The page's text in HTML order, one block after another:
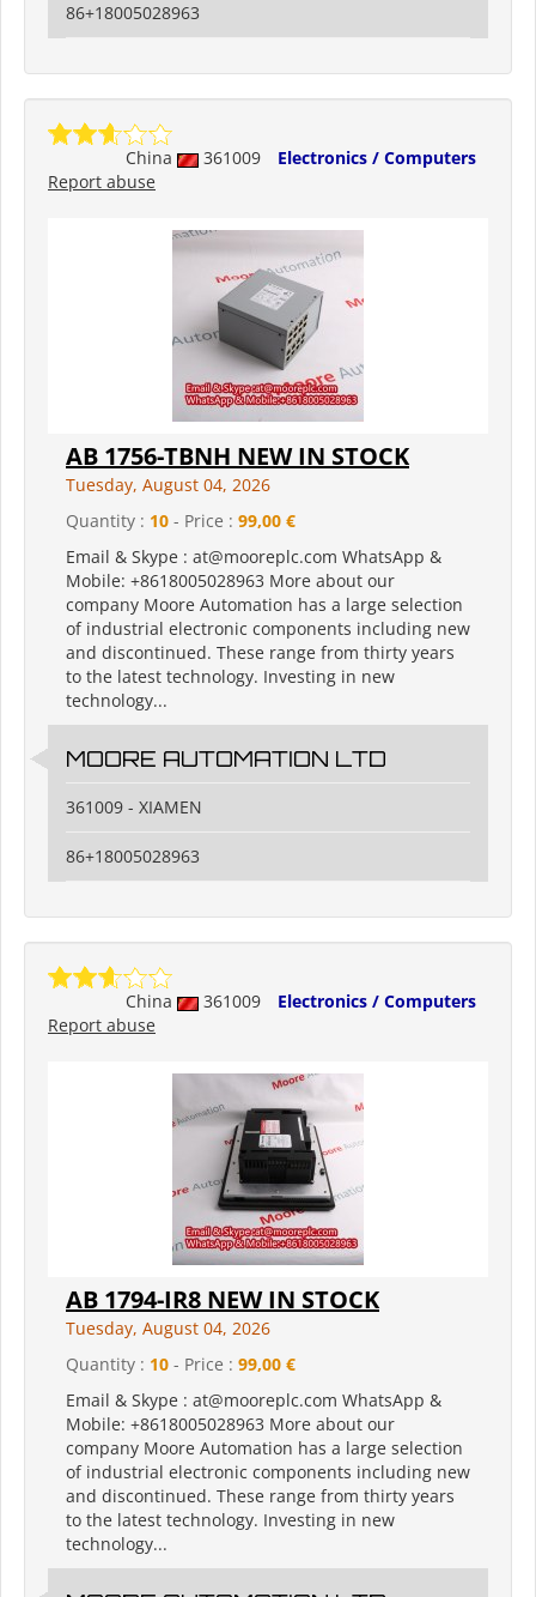
86+18005028963
China 361009
Electronics / Computers
Report abuse
AB 1756-TBNH NEW IN STOCK
Tuesday, August 04, 2026
Quantity : 10 - Price : 99,00 €
Email & Skype : at@mooreplc.com WhatsApp &
Mobile: +8618005028963 More about our
company Moore Automation has a large selection
of industrial electronic components including new
and discontinued. These range from thirty years
to the latest technology. Investing in new
technology...
MOORE AUTOMATION LTD
361009 - XIAMEN
86+18005028963
China 361009
Electronics / Computers
Report abuse
AB 1794-IR8 NEW IN STOCK
Tuesday, August 04, 2026
Quantity : 10 - Price : 99,00 €
Email & Skype : at@mooreplc.com WhatsApp &
Mobile: +8618005028963 More about our
company Moore Automation has a large selection
of industrial electronic components including new
and discontinued. These range from thirty years
to the latest technology. Investing in new
technology...